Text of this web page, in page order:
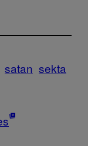
satan sekta